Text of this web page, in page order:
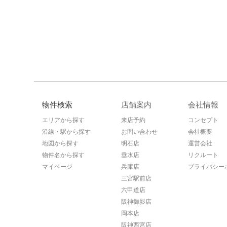
物件検索
エリアから探す
沿線・駅から探す
地図から探す
物件名から探す
マイページ
店舗案内
来店予約
お問い合わせ
明石店
垂水店
兵庫店
三宮駅前店
六甲道店
阪神御影店
岡本店
阪神西宮店
会社情報
コンセプト
会社概要
運営会社
リクルート
プライバシー